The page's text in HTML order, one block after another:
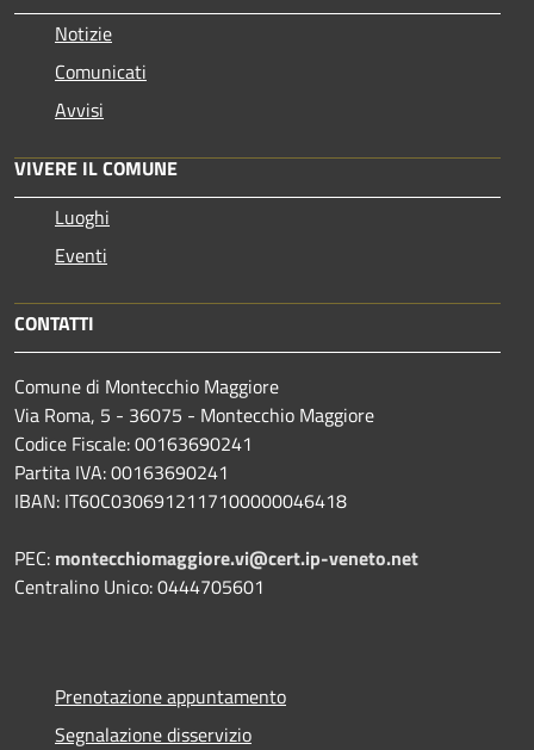
Notizie
Comunicati
Avvisi
VIVERE IL COMUNE
Luoghi
Eventi
CONTATTI
Comune di Montecchio Maggiore
Via Roma, 5 - 36075 - Montecchio Maggiore
Codice Fiscale: 00163690241
Partita IVA: 00163690241
IBAN: IT60C0306912117100000046418
PEC: montecchiomaggiore.vi@cert.ip-veneto.net
Centralino Unico: 0444705601
Prenotazione appuntamento
Segnalazione disservizio